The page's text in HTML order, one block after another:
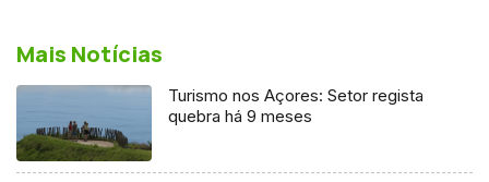
Mais Notícias
Turismo nos Açores: Setor regista
quebra há 9 meses